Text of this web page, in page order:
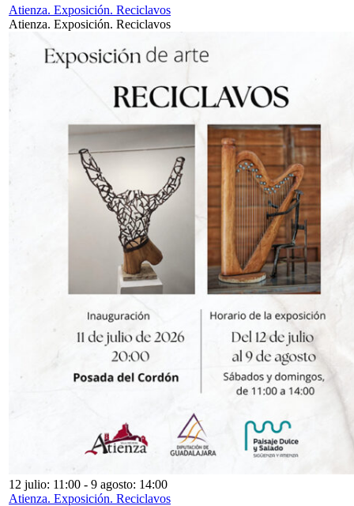
Atienza. Exposición. Reciclavos
Atienza. Exposición. Reciclavos
12 julio: 11:00 - 9 agosto: 14:00
Atienza. Exposición. Reciclavos